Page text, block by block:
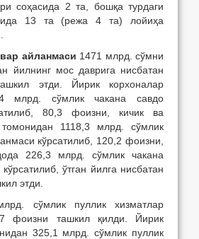
соҳасида 2 та, бошқа турдаги
13 та (режа 4 та) лойиҳа
айланмаси 1471 млрд. сўмни
йилнинг мос даврига нисбатан
этди. Йирик корхоналар
млрд. сўмлик чакана савдо
80,3 фоизни, кичик ва
1118,3 млрд. сўмлик
кўрсатилиб, 120,2 фоизни,
226,3 млрд. сўмлик чакана
ўтган йилга нисбатан
этди.
сўмлик пуллик хизматлар
фоизни ташкил қилди. Йирик
325,1 млрд. сўмлик пуллик